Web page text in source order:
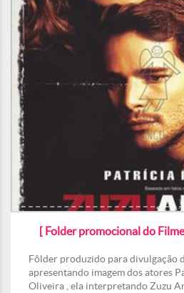
[ Folder promocional do
Fôlder produzido para divulgação
apresentando imagem dos atores
Oliveira , ela interpretando Zuzu